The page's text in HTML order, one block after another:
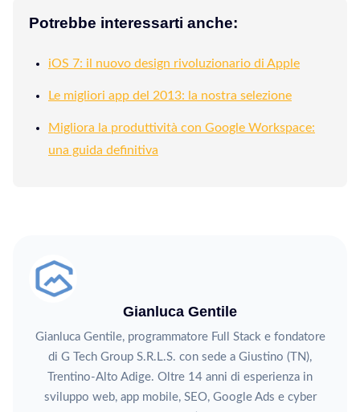
Potrebbe interessarti anche:
iOS 7: il nuovo design rivoluzionario di Apple
Le migliori app del 2013: la nostra selezione
Migliora la produttività con Google Workspace:
una guida definitiva
Gianluca Gentile
Gianluca Gentile, programmatore Full Stack e fondatore
di G Tech Group S.R.L.S. con sede a Giustino (TN),
Trentino-Alto Adige. Oltre 14 anni di esperienza in
sviluppo web, app mobile, SEO, Google Ads e cyber